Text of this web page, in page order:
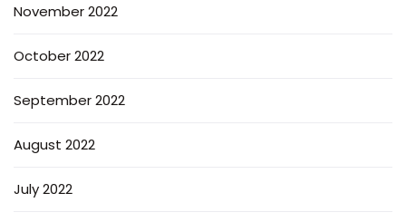
November 2022
October 2022
September 2022
August 2022
July 2022